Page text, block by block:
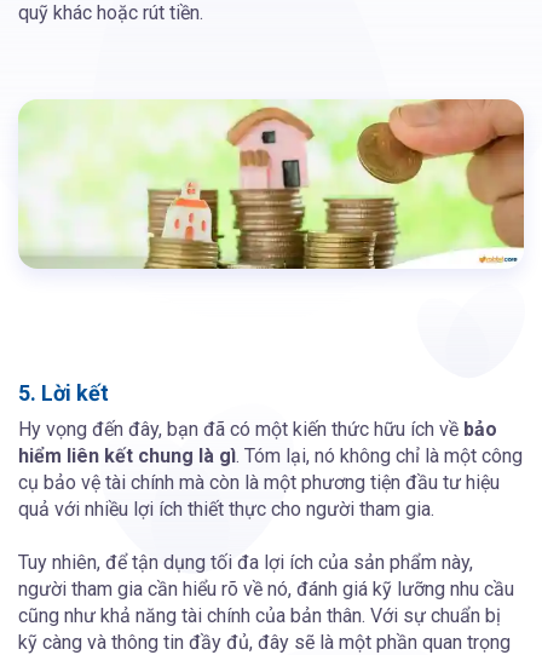
quỹ khác hoặc rút tiền.
5. Lời kết
Hy vọng đến đây, bạn đã có một kiến thức hữu ích về bảo
hiểm liên kết chung là gì. Tóm lại, nó không chỉ là một công
cụ bảo vệ tài chính mà còn là một phương tiện đầu tư hiệu
quả với nhiều lợi ích thiết thực cho người tham gia.
Tuy nhiên, để tận dụng tối đa lợi ích của sản phẩm này,
người tham gia cần hiểu rõ về nó, đánh giá kỹ lưỡng nhu cầu
cũng như khả năng tài chính của bản thân. Với sự chuẩn bị
kỹ càng và thông tin đầy đủ, đây sẽ là một phần quan trọng